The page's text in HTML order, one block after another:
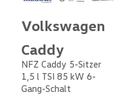
Volkswagen
Caddy
NFZ Caddy 5-Sitzer
1,5 l TSI 85 kW 6-
Gang-Schalt